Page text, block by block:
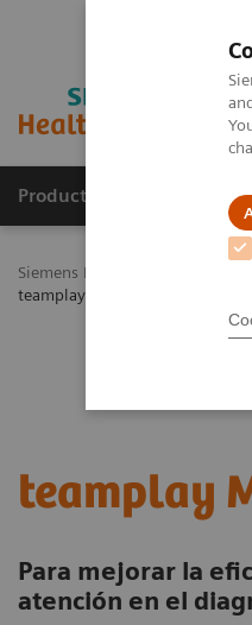
Productos y servicios
Siemens Healthineers
teamplay Mammo Dashboard
teamplay
Para mejorar la
atención en el